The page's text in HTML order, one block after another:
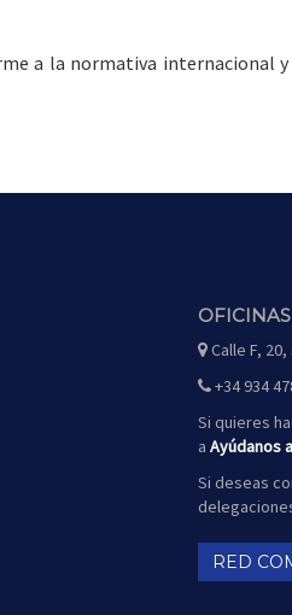
a la normativa internacional
icono
mapa
Calle F,
icono
teléfono
+34 934
Si quieres
aAyúdanos
Si deseas
RED